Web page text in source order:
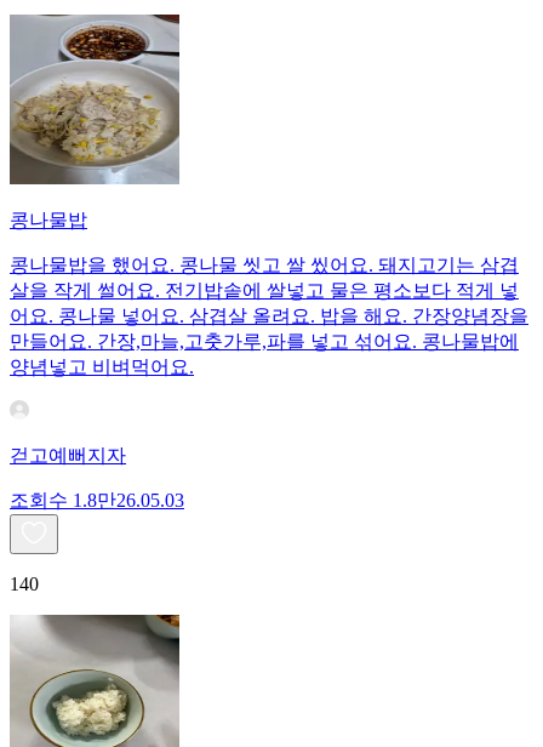
콩나물밥
콩나물밥을 했어요. 콩나물 씻고 쌀 씼어요. 돼지고기는 삼겹
살을 작게 썰어요. 전기밥솥에 쌀넣고 물은 평소보다 적게 넣
어요. 콩나물 넣어요. 삼겹살 올려요. 밥을 해요. 간장양념장을
만들어요. 간장,마늘,고춧가루,파를 넣고 섞어요. 콩나물밥에
양념넣고 비벼먹어요.
걷고예뻐지자
조회수 1.8만26.05.03
140